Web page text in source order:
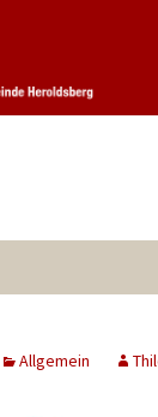
um
Allgemein